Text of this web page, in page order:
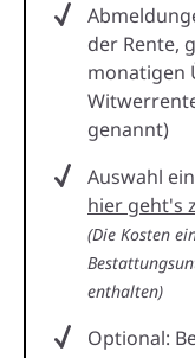
der Rente,
monatigen
genannt)
Auswahl
hier geht's
(Die Kosten
enthalten)
Optional: